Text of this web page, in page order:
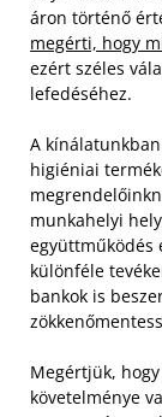
áron történő
megérti, hogy
ezért széles
lefedéséhez.
A
higiéniai
munkahelyi
együttműködés
különféle
bankok is
Megértjük,
követelménye